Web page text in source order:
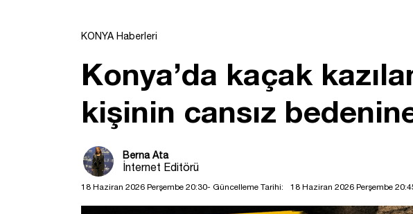
KONYA Haberleri
Konya’da kaçak
kişinin cansız
Berna Ata
İnternet Editörü
18 Haziran 2026 Perşembe 20:30- Güncelleme Tarihi: 18 Haziran 2026 Perşembe